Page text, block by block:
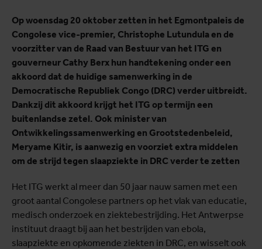
Op woensdag 20 oktober zetten in het Egmontpaleis de
Congolese vice-premier, Christophe Lutundula en de
voorzitter van de Raad van Bestuur van het ITG en
gouverneur Cathy Berx hun handtekening onder een
akkoord dat de huidige samenwerking in de
Democratische Republiek Congo (DRC) verder uitbreidt.
Dankzij dit akkoord krijgt het ITG op termijn een
buitenlandse zetel. Ook minister van
Ontwikkelingssamenwerking en Grootstedenbeleid,
Meryame Kitir, is aanwezig en voorziet extra middelen
om de strijd tegen slaapziekte in DRC verder te zetten
Het ITG werkt al meer dan 50 jaar nauw samen met een
groot aantal Congolese partners op het vlak van educatie,
medisch onderzoek en ziektebestrijding. Het Antwerpse
instituut draagt bij aan het bestrijden van ebola,
slaapziekte en opkomende ziekten in DRC, en wisselt ook